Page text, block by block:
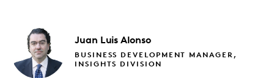
Juan Luis Alonso
BUSINESS DEVELOPMENT MANAGER,
INSIGHTS DIVISION